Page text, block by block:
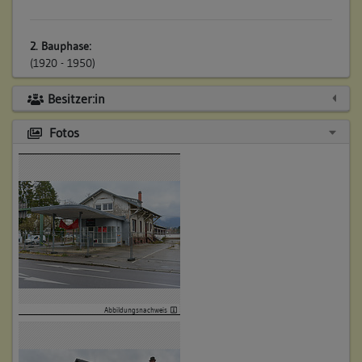
2. Bauphase:
(1920 - 1950)
Durch Kriegsschäden wurde des Zweiten Weltkrieges wurde
das eigentliche Wohnhaus - in Fortsetzung des
Geschäftshaues - zerstört. Es wird angenommen, dass nach
Abbruch der Kriegruinen das bisherige Geschäftshaus um die
abgegangene Wohnnutzung ergänzt wurde. Die
Haus weitgehend räumlich unterteilt.
1933: Errichtung einer "LEUNA"-Großtankstelle an der
Westseite des Geschäftshauses. Sie wurde in der
Nachkriegszeit modernisiert und ganzheitlich ausgetauscht.
Betroffene Gebäudeteile:
Bauten für Transport und Verkehr
Besitzer:in
Fotos
Abbildungsnachweis